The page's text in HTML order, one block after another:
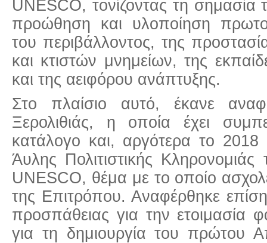
UNESCO, τονίζοντας τη σημασία
προώθηση και υλοποίηση
του περιβάλλοντος, της
και κτιστών μνημείων, της
και της αειφόρου ανάπτυξης.
Στο πλαίσιο αυτό, έκανε
Ξερολιθιάς, η οποία έχει
κατάλογο και, αργότερα το
Άυλης Πολιτιστικής
UNESCO, θέμα με το οποίο
της Επιτρόπου. Αναφέρθηκε
προσπάθειας για την ετοιμασία
για τη δημιουργία του πρώτου